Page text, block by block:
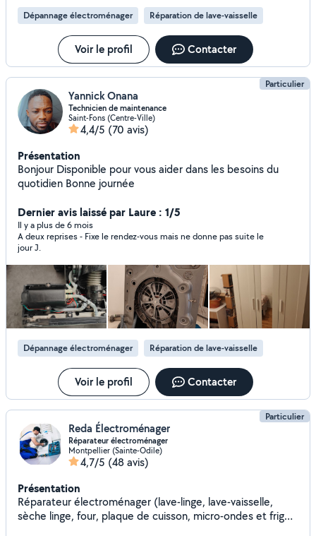
Dépannage électroménager Réparation de lave-vaisselle
Voir le profil Contacter
Particulier
Yannick Onana
Technicien de maintenance
Saint-Fons (Centre-Ville)
4,4/5 (70 avis)
Présentation
Bonjour Disponible pour vous aider dans les besoins du
quotidien Bonne journée
Dernier avis laissé par Laure : 1/5
Il y a plus de 6 mois
A deux reprises - Fixe le rendez-vous mais ne donne pas suite le
jour J.
Dépannage électroménager Réparation de lave-vaisselle
Voir le profil Contacter
Particulier
Reda Électroménager
Réparateur électroménager
Montpellier (Sainte-Odile)
4,7/5 (48 avis)
Présentation
Réparateur électroménager (lave-linge, lave-vaisselle,
sèche linge, four, plaque de cuisson, micro-ondes et frigo)